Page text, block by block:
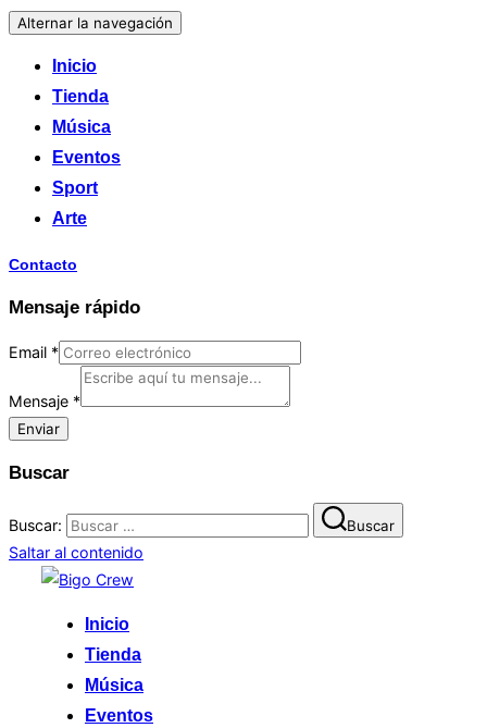
Alternar la navegación
Inicio
Tienda
Música
Eventos
Sport
Arte
Contacto
Mensaje rápido
Email *
Mensaje *
Enviar
Buscar
Buscar: Buscar
Saltar al contenido
Inicio
Tienda
Música
Eventos